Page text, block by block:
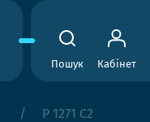
Пошук Кабінет
P 1271 C2